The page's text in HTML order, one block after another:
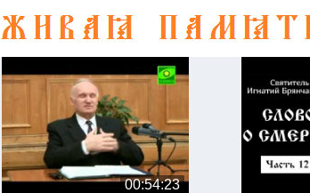
00:54:23